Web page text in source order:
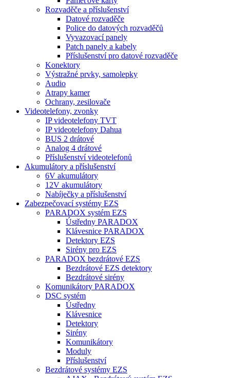
Rozvaděče a příslušenství
Datové rozvaděče
Police do datových rozvaděčů
Vyvazovací panely
Patch panely a kabely
Příslušenství pro datové rozvaděče
Konektory
Výstražné prvky, samolepky
Audio
Atrapy kamer
Ochrany, zesilovače
Videotelefony, zvonky
IP videotelefony TVT
IP videotelefony Dahua
BUS 2 drátové
Analog 4 drátové
Příslušenství videotelefonů
Akumulátory a příslušenství
6V akumulátory
12V akumulátory
Nabíječky a příslušenství
Zabezpečovací systémy EZS
PARADOX systém EZS
Ústředny PARADOX
Klávesnice PARADOX
Detektory EZS
Sirény pro EZS
PARADOX bezdrátové EZS
Bezdrátové EZS detektory
Bezdrátové sirény
Komunikátory PARADOX
DSC systém
Ústředny
Klávesnice
Detektory
Sirény
Komunikátory
Moduly
Příslušenství
Bezdrátové systémy EZS